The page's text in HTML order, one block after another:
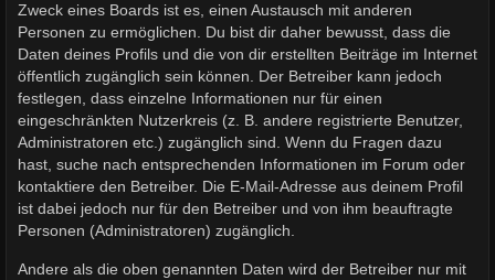
Zweck eines Boards ist es, einen Austausch mit anderen
Personen zu ermöglichen. Du bist dir daher bewusst, dass die
Daten deines Profils und die von dir erstellten Beiträge im Internet
öffentlich zugänglich sein können. Der Betreiber kann jedoch
festlegen, dass einzelne Informationen nur für einen
eingeschränkten Nutzerkreis (z. B. andere registrierte Benutzer,
Administratoren etc.) zugänglich sind. Wenn du Fragen dazu
hast, suche nach entsprechenden Informationen im Forum oder
kontaktiere den Betreiber. Die E-Mail-Adresse aus deinem Profil
ist dabei jedoch nur für den Betreiber und von ihm beauftragte
Personen (Administratoren) zugänglich.
Andere als die oben genannten Daten wird der Betreiber nur mit